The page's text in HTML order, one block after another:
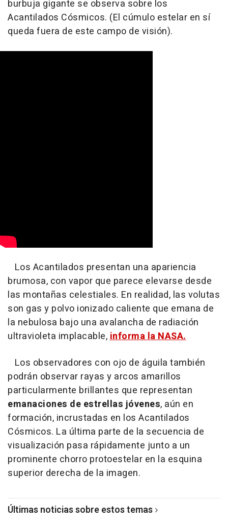
burbuja gigante se observa sobre los
Acantilados Cósmicos. (El cúmulo estelar en sí
queda fuera de este campo de visión).
Los Acantilados presentan una apariencia
brumosa, con vapor que parece elevarse desde
las montañas celestiales. En realidad, las volutas
son gas y polvo ionizado caliente que emana de
la nebulosa bajo una avalancha de radiación
ultravioleta implacable,informa la NASA.
Los observadores con ojo de águila también
podrán observar rayas y arcos amarillos
particularmente brillantes que representan
emanaciones de estrellas jóvenes, aún en
formación, incrustadas en los Acantilados
Cósmicos. La última parte de la secuencia de
visualización pasa rápidamente junto a un
prominente chorro protoestelar en la esquina
superior derecha de la imagen.
Últimas noticias sobre estos temas